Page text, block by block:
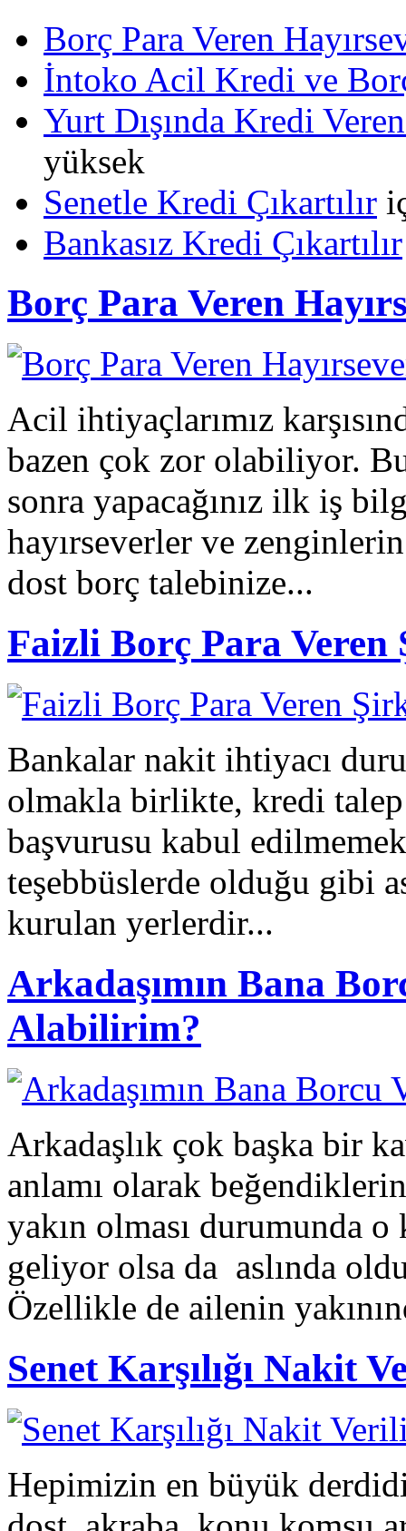
Borç Para Veren
İntoko Acil Kredi ve
Yurt Dışında Kredi
yüksek
Senetle Kredi Çıkartılır
Bankasız Kredi Çıkartılır
Borç Para Veren
Acil ihtiyaçlarımız
bazen çok zor olabiliyor.
sonra yapacağınız ilk iş
hayırseverler ve
dost borç talebinize...
Faizli Borç Para Veren
Bankalar nakit ihtiyacı
olmakla birlikte, kredi
başvurusu kabul
teşebbüslerde olduğu gibi
kurulan yerlerdir...
Arkadaşımın Bana
Alabilirim?
Arkadaşlık çok başka bir
anlamı olarak
yakın olması durumunda
geliyor olsa da aslında
Özellikle de ailenin
Senet Karşılığı Nakit
Hepimizin en büyük